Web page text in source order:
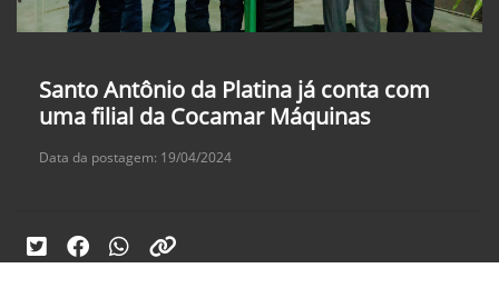
Santo Antônio da Platina já conta com
uma filial da Cocamar Máquinas
Data da postagem: 19/04/2024